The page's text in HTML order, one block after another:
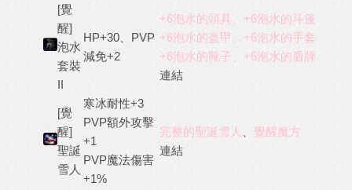
[覺
醒]
泡水
套裝
II
HP+30、PVP
減免+2
+6泡水的頭具、+6泡水的斗篷
+6泡水的盔甲、+6泡水的手套
+6泡水的靴子、+6泡水的盾牌
連結
[覺
醒]
聖誕
雪人
寒冰耐性+3
PVP額外攻擊
+1
PVP魔法傷害
+1%
完整的聖誕雪人
覺醒魔方
連結